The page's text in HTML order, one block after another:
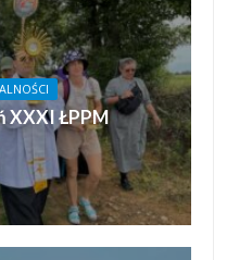
XXXI ŁPPM